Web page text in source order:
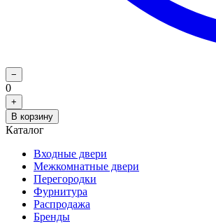
−
0
+
В корзину
Каталог
Входные двери
Межкомнатные двери
Перегородки
Фурнитура
Распродажа
Бренды